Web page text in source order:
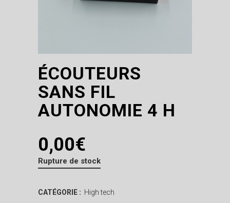
ÉCOUTEURS
SANS FIL
AUTONOMIE 4 H
0,00€
Rupture de stock
CATÉGORIE : High tech